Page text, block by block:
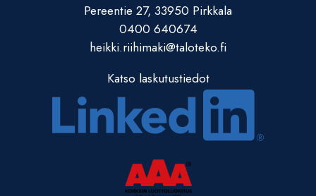
Pereentie 27, 33950 Pirkkala
0400 640674
heikki.riihimaki@taloteko.fi
Katso laskutustiedot